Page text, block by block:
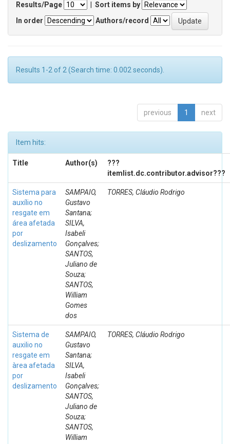
Results/Page
Sort items by
In order
Authors/record
Results 1-2 of 2 (Search time: 0.002 seconds).
previous 1 next
Item hits:
Title Author(s)
???
itemlist.dc.contributor.advisor???
Sistema para
auxílio no
resgate em
área afetada
por
deslizamento
SAMPAIO,
Gustavo
Santana;
SILVA,
Isabeli
Gonçalves;
SANTOS,
Juliano de
Souza;
SANTOS,
William
Gomes
dos
TORRES, Cláudio Rodrigo
Sistema de
auxilio no
resgate em
àrea afetada
por
deslizamento
SAMPAIO,
Gustavo
Santana;
SILVA,
Isabeli
Gonçalves;
SANTOS,
Juliano de
Souza;
SANTOS,
William
TORRES, Cláudio Rodrigo